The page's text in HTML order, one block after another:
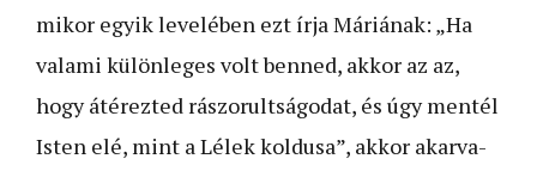
mikor egyik levelében ezt írja Máriának: „Ha
valami különleges volt benned, akkor az az,
hogy átérezted rászorultságodat, és úgy mentél
Isten elé, mint a Lélek koldusa”, akkor akarva-